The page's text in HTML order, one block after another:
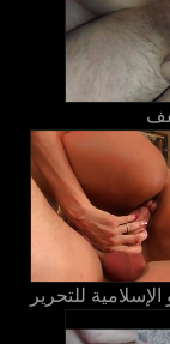
للتحرير